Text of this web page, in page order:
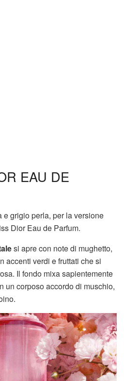
EAU DE
e grigio perla, per la versione
Dior Eau de Parfum.
si apre con note di mughetto,
accenti verdi e fruttati che si
Il fondo mixa sapientemente
un corposo accordo di muschio,